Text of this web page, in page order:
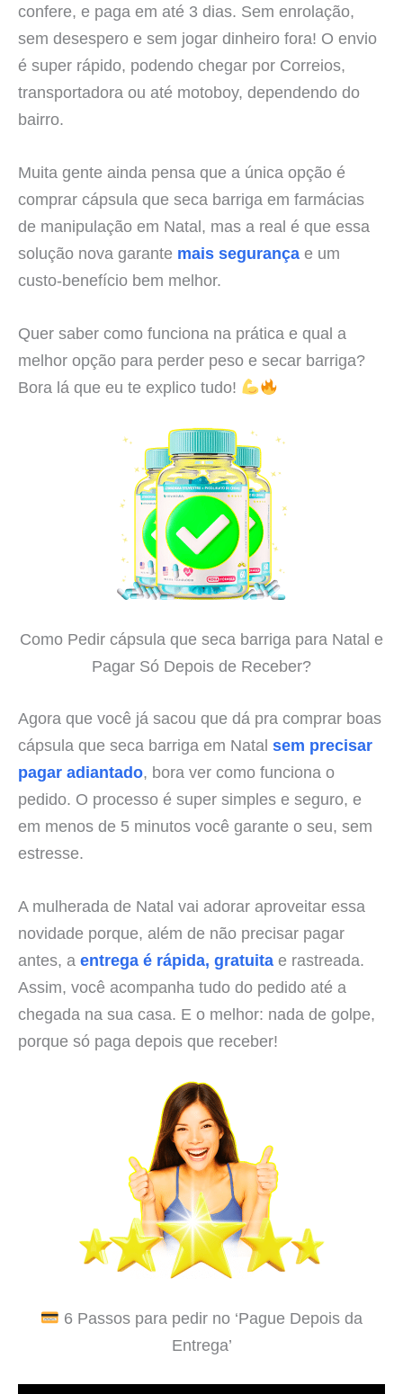
confere, e paga em até 3 dias. Sem enrolação,
sem desespero e sem jogar dinheiro fora! O envio
é super rápido, podendo chegar por Correios,
transportadora ou até motoboy, dependendo do
bairro.
Muita gente ainda pensa que a única opção é
comprar cápsula que seca barriga em farmácias
de manipulação em Natal, mas a real é que essa
solução nova garante mais segurança e um
custo-benefício bem melhor.
Quer saber como funciona na prática e qual a
melhor opção para perder peso e secar barriga?
Bora lá que eu te explico tudo!
Como Pedir cápsula que seca barriga para Natal e
Pagar Só Depois de Receber?
Agora que você já sacou que dá pra comprar boas
cápsula que seca barriga em Natal sem precisar
pagar adiantado, bora ver como funciona o
pedido. O processo é super simples e seguro, e
em menos de 5 minutos você garante o seu, sem
estresse.
A mulherada de Natal vai adorar aproveitar essa
novidade porque, além de não precisar pagar
antes, a entrega é rápida, gratuita e rastreada.
Assim, você acompanha tudo do pedido até a
chegada na sua casa. E o melhor: nada de golpe,
porque só paga depois que receber!
6 Passos para pedir no ‘Pague Depois da
Entrega’